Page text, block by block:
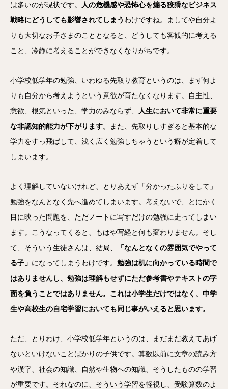
は多いのが現状です。
人の危機感や恐怖心を煽る狡猾なビジネス
戦略にどうしても影響されてしまう わけですね。ましてや自分よ
りも大切なお子さまのこととなると、どうしても客観的に考える
こと、冷静に考えることができなくなりがちです。
小学校低学年の勉強、いわゆる先取り教育というのは、まず何よ
りも自分から考えようという意欲が育たなくなります。自主性、
意欲、根気といった、学力のみならず、
人生において非常に重要
な非認知的能力が下がります。また、先取りしすぎると基本的な
学力をすっ飛ばして、浅く広く勉強しちゃうという癖が定着して
しまいます。
よく理解していないけれど、とりあえず「分かったふりをして」
勉強をなんとなく先へ進めてしまいます。考えないで、とにかく
目に映った問題を、ただノートに写すだけの勉強に走ってしまい
ます。こうなってくると、もはや写経と何も変わりません。そし
て、そういう生徒さんは、結局、
「なんとなくの雰囲気でやって
る子」 になってしまうわけです。 勉強は机に向かっている時間で
はありませんし、勉強は理解もせずにただ参考書やテキストの字
面を負うことではありません。これは小学生だけではなく、中学
生や高校生の自宅学習においても同じ事がいえると思います。
ただ、とりわけ、小学校低学年というのは、まだまだ教えてあげ
ないといけないことばかりの子供です。算数以前に文章の読み方
や漢字、社会の知識、自然や生物への知識、そうしたものの学習
が重要です。それなのに、そういう学習を軽視し、受験算数のよ